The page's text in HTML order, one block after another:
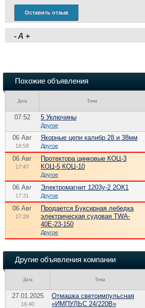
Оставить отзыв
-A +
Похожие объявления
Дата Тема
07:52 5 Уключины
Другое
06 Авг
18:58
Якорные цепи калибр 28 и 38мм
Другое
06 Авг
17:47
Протектора цинковые КОЦ-3
КОЦ-5 КОЦ-10
Другое
06 Авг
17:31
Электромагнит 1203у-2 2ОК1
Другое
06 Авг
17:29
Продается Буксирная лебедка
электрическая судовая TWA-
40E-23-150
Другое
Другие объявления компании
Дата Тема
27.01.2025
16:40
Отмашка светоимпульсная
«ИМПУЛЬС 24/220В»